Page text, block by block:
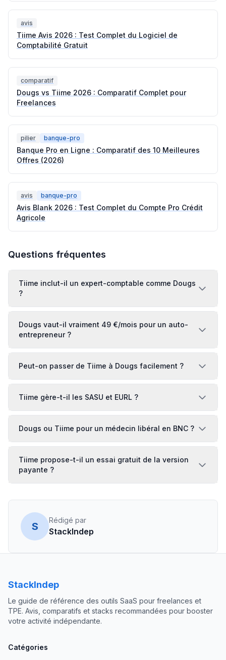
avis
Tiime Avis 2026 : Test Complet du Logiciel de
Comptabilité Gratuit
comparatif
Dougs vs Tiime 2026 : Comparatif Complet pour
Freelances
pilier banque-pro
Banque Pro en Ligne : Comparatif des 10 Meilleures
Offres (2026)
avis banque-pro
Avis Blank 2026 : Test Complet du Compte Pro Crédit
Agricole
Questions fréquentes
Tiime inclut-il un expert-comptable comme Dougs
?
Dougs vaut-il vraiment 49 €/mois pour un auto-
entrepreneur ?
Peut-on passer de Tiime à Dougs facilement ?
Tiime gère-t-il les SASU et EURL ?
Dougs ou Tiime pour un médecin libéral en BNC ?
Tiime propose-t-il un essai gratuit de la version
payante ?
S
Rédigé par
StackIndep
StackIndep
Le guide de référence des outils SaaS pour freelances et
TPE. Avis, comparatifs et stacks recommandées pour booster
votre activité indépendante.
Catégories